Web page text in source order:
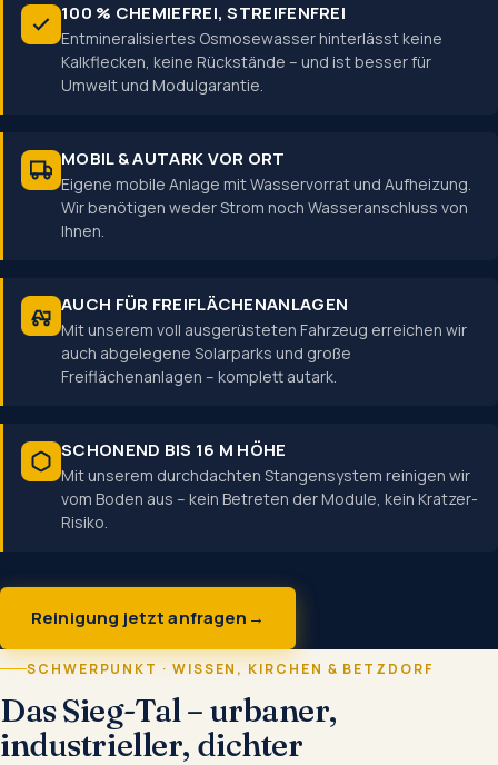
100 % CHEMIEFREI, STREIFENFREI
Entmineralisiertes Osmosewasser hinterlässt keine
Kalkflecken, keine Rückstände – und ist besser für
Umwelt und Modulgarantie.
MOBIL & AUTARK VOR ORT
Eigene mobile Anlage mit Wasservorrat und Aufheizung.
Wir benötigen weder Strom noch Wasseranschluss von
Ihnen.
AUCH FÜR FREIFLÄCHEN­ANLAGEN
Mit unserem voll ausgerüsteten Fahrzeug erreichen wir
auch abgelegene Solarparks und große
Freiflächenanlagen – komplett autark.
SCHONEND BIS 16 M HÖHE
Mit unserem durchdachten Stangensystem reinigen wir
vom Boden aus – kein Betreten der Module, kein Kratzer-
Risiko.
Reinigung jetzt anfragen
SCHWERPUNKT · WISSEN, KIRCHEN & BETZDORF
Das Sieg-Tal – urbaner,
industrieller, dichter